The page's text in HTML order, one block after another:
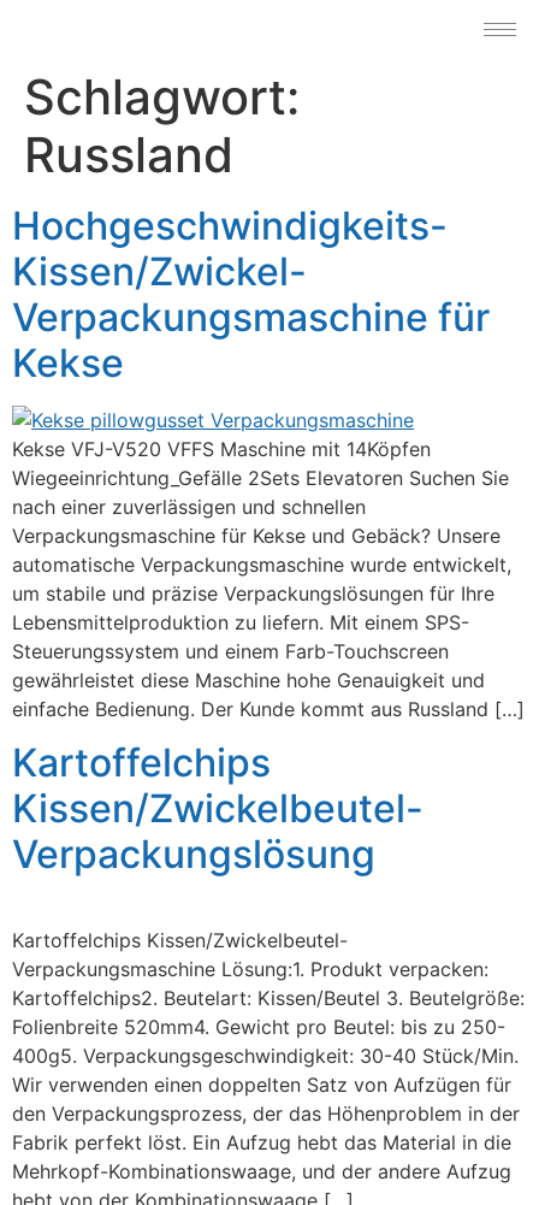
Schlagwort:
Russland
Hochgeschwindigkeits-
Kissen/Zwickel-
Verpackungsmaschine für
Kekse
Kekse VFJ-V520 VFFS Maschine mit 14Köpfen
Wiegeeinrichtung_Gefälle 2Sets Elevatoren Suchen Sie
nach einer zuverlässigen und schnellen
Verpackungsmaschine für Kekse und Gebäck? Unsere
automatische Verpackungsmaschine wurde entwickelt,
um stabile und präzise Verpackungslösungen für Ihre
Lebensmittelproduktion zu liefern. Mit einem SPS-
Steuerungssystem und einem Farb-Touchscreen
gewährleistet diese Maschine hohe Genauigkeit und
einfache Bedienung. Der Kunde kommt aus Russland […]
Kartoffelchips
Kissen/Zwickelbeutel-
Verpackungslösung
Kartoffelchips Kissen/Zwickelbeutel-
Verpackungsmaschine Lösung:1. Produkt verpacken:
Kartoffelchips2. Beutelart: Kissen/Beutel 3. Beutelgröße:
Folienbreite 520mm4. Gewicht pro Beutel: bis zu 250-
400g5. Verpackungsgeschwindigkeit: 30-40 Stück/Min.
Wir verwenden einen doppelten Satz von Aufzügen für
den Verpackungsprozess, der das Höhenproblem in der
Fabrik perfekt löst. Ein Aufzug hebt das Material in die
Mehrkopf-Kombinationswaage, und der andere Aufzug